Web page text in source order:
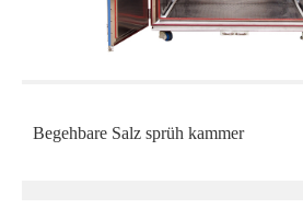
Begehbare Salz sprüh kammer